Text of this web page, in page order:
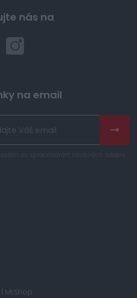
nás na
na email
so spracovaním osobných údajov
MI:Shop